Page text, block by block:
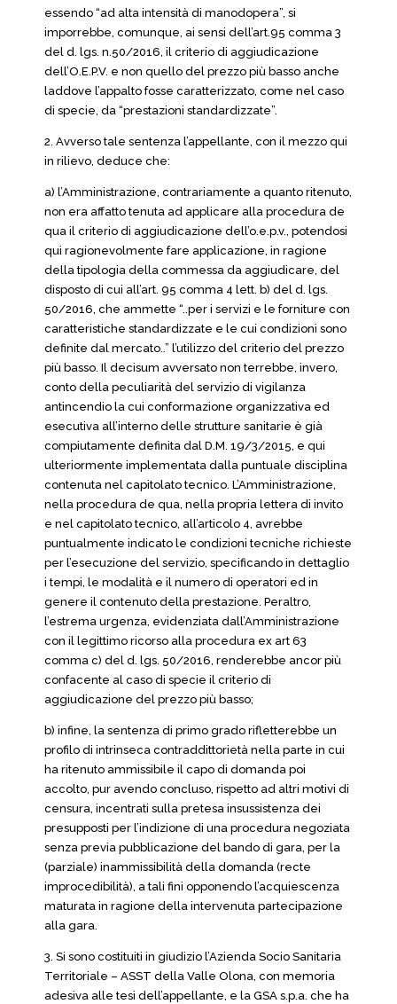
essendo “ad alta intensità di manodopera”, si
imporrebbe, comunque, ai sensi dell’art.95 comma 3
del d. lgs. n.50/2016, il criterio di aggiudicazione
dell’O.E.P.V. e non quello del prezzo più basso anche
laddove l’appalto fosse caratterizzato, come nel caso
di specie, da “prestazioni standardizzate”.
2. Avverso tale sentenza l’appellante, con il mezzo qui
in rilievo, deduce che:
a) l’Amministrazione, contrariamente a quanto ritenuto,
non era affatto tenuta ad applicare alla procedura de
qua il criterio di aggiudicazione dell’o.e.p.v., potendosi
qui ragionevolmente fare applicazione, in ragione
della tipologia della commessa da aggiudicare, del
disposto di cui all’art. 95 comma 4 lett. b) del d. lgs.
50/2016, che ammette “..per i servizi e le forniture con
caratteristiche standardizzate e le cui condizioni sono
definite dal mercato..” l’utilizzo del criterio del prezzo
più basso. Il decisum avversato non terrebbe, invero,
conto della peculiarità del servizio di vigilanza
antincendio la cui conformazione organizzativa ed
esecutiva all’interno delle strutture sanitarie è già
compiutamente definita dal D.M. 19/3/2015, e qui
ulteriormente implementata dalla puntuale disciplina
contenuta nel capitolato tecnico. L’Amministrazione,
nella procedura de qua, nella propria lettera di invito
e nel capitolato tecnico, all’articolo 4, avrebbe
puntualmente indicato le condizioni tecniche richieste
per l’esecuzione del servizio, specificando in dettaglio
i tempi, le modalità e il numero di operatori ed in
genere il contenuto della prestazione. Peraltro,
l’estrema urgenza, evidenziata dall’Amministrazione
con il legittimo ricorso alla procedura ex art 63
comma c) del d. lgs. 50/2016, renderebbe ancor più
confacente al caso di specie il criterio di
aggiudicazione del prezzo più basso;
b) infine, la sentenza di primo grado rifletterebbe un
profilo di intrinseca contraddittorietà nella parte in cui
ha ritenuto ammissibile il capo di domanda poi
accolto, pur avendo concluso, rispetto ad altri motivi di
censura, incentrati sulla pretesa insussistenza dei
presupposti per l’indizione di una procedura negoziata
senza previa pubblicazione del bando di gara, per la
(parziale) inammissibilità della domanda (recte
improcedibilità), a tali fini opponendo l’acquiescenza
maturata in ragione della intervenuta partecipazione
alla gara.
3. Si sono costituiti in giudizio l’Azienda Socio Sanitaria
Territoriale – ASST della Valle Olona, con memoria
adesiva alle tesi dell’appellante, e la GSA s.p.a. che ha